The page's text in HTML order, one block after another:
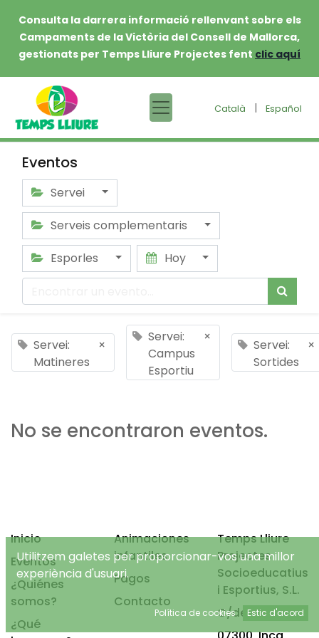
Consulta la darrera informació rellenvant sobre els
Campaments de la Victòria del Consell de Mallorca,
gestionats per Temps Lliure Projectes fent clic aquí
Català | Español
Eventos
Servei
Serveis complementaris
Esporles
Hoy
Servei:
Matineres
×
Servei:
Campus
Esportiu
×
Servei:
Sortides
×
No se encontraron eventos.
Inicio
Eventos
¿Quiénes
somos?
¿Qué
Animaciones
infantiles
Pagos
Contacto
Temps Lliure
Projectes
Socioeducatius
i Esportius, S.L.
C/de Mancor, 4
Utilitzem galetes per proporcionar-vos una millor
experiència d'usuari.
Política de cookies Estic d'acord